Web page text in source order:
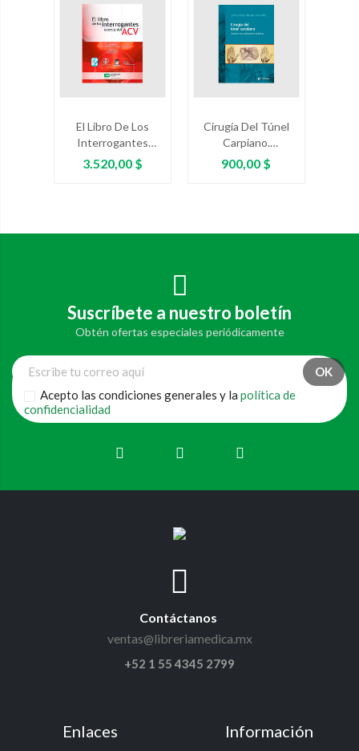
El Libro De Los
Interrogantes
Acerca Del ACV
Precio
3.520,00 $
Cirugía Del Túnel
Carpiano.
Controversias Y
Aplicaciones
Precio
900,00 $
Suscríbete a nuestro boletín
Obtén ofertas especiales periódicamente
Acepto las condiciones generales y lapolítica de
confidencialidad
Contáctanos
ventas@libreriamedica.mx
+52 1 55 4345 2799
Enlaces Información